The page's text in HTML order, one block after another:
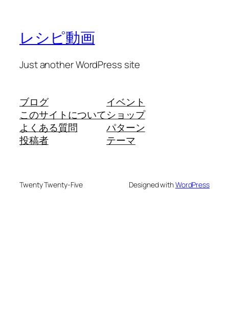
レシピ動画
Just another WordPress site
ブログ
このサイトについて
よくある質問
投稿者
イベント
ショップ
パターン
テーマ
Twenty Twenty-Five Designed withWordPress